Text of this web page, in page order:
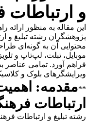
و
این مقاله به منظور ارائه
پژوهشگران رشته تبلیغ و
محتوایی آن به گونه‌ای
موبایل، تبلت، لپ‌تاپ و
فراهم آورد. تمامی عناصر
ویرایشگرهای بلوک و
**مقدمه:
ارتباطات
رشته تبلیغ و ارتباطات